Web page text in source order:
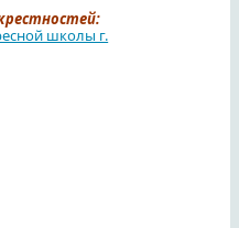
школы г.